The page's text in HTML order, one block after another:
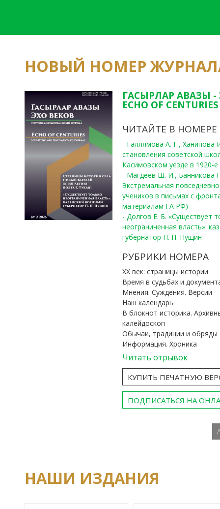
НОВЫЙ НОМЕР
ГАСЫРЛАР АВАЗЫ -
ECHO OF
ЧИТАЙТЕ В НОМЕРЕ
- Галлямова А. Г.,
становления советской
Касимовском уезде в 1920-е
- Магдеев Ш. И., Банникова
Экстремальная
учеников в письмах с
материалам ГА РФ)
- Долгов Е. Б. «Существует
неограниченная власть»:
губернатор П. П. Пущин
РУБРИКИ НОМЕРА
ХХ век: страницы истории
Время в судьбах и
Мнения. Суждения. Версии
Наш календарь
В блокнот историка.
калейдоскоп
Обычаи, традиции и обряды
Информация. Хроника
Читать отрывок
КУПИТЬ ПЕЧАТНУЮ
ПОДПИСАТЬСЯ НА
НАШИ ИЗДАНИЯ